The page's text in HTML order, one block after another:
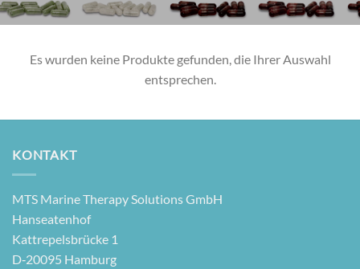
Es wur­den kei­ne Pro­duk­te gefun­den, die Ihrer Aus­wahl
entsprechen.
KONTAKT
MTS Mari­ne The­ra­py Solu­ti­ons GmbH
Hanseatenhof
Kattre­pels­brü­cke 1
D‑20095 Hamburg